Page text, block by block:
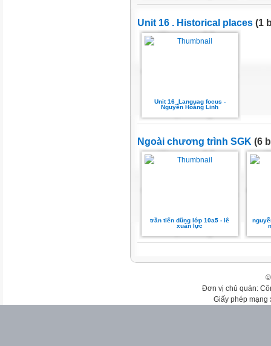
Unit 16 . Historical places (1
Unit 16_Languag focus -
Nguyễn Hoàng Linh
Ngoài chương trình SGK (6
trần tiến dũng lớp 10a5 - lê
xuân lực
Đơn vị chủ quản:
Giấy phép mạng